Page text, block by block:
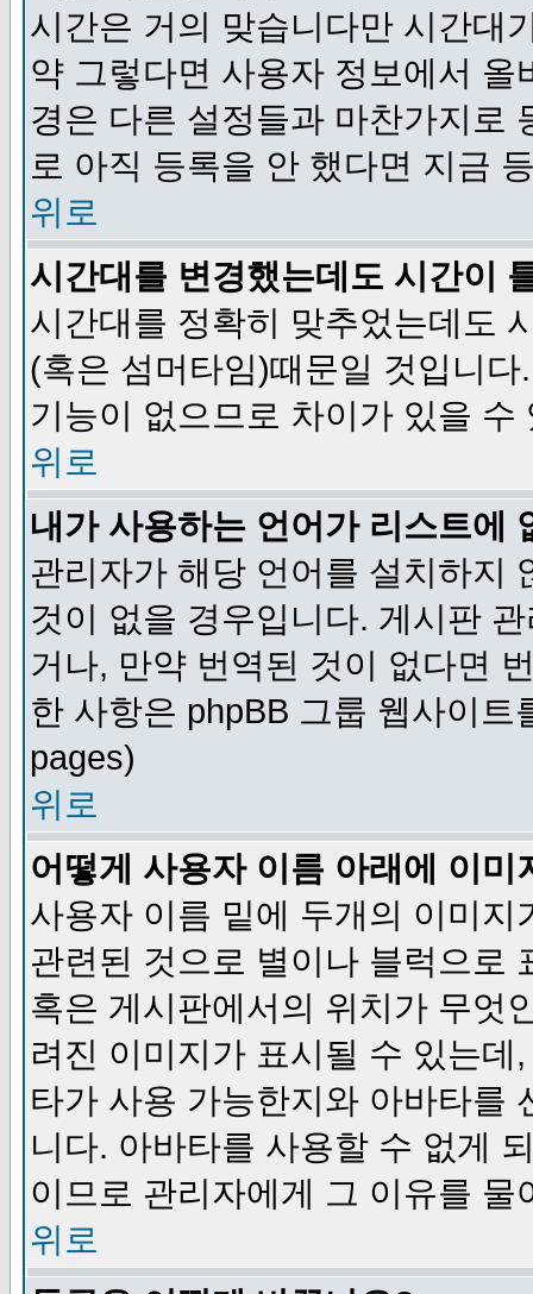
시간은 거의 맞습니다만 시간대
약 그렇다면 사용자 정보에서
경은 다른 설정들과 마찬가지로
로 아직 등록을 안 했다면 지금
위로
시간대를 변경했는데도 시간이
시간대를 정확히 맞추었는데도
(혹은 섬머타임)때문일 것입니
기능이 없으므로 차이가 있을 수
위로
내가 사용하는 언어가 리스트에
관리자가 해당 언어를 설치하지
것이 없을 경우입니다. 게시판
거나, 만약 번역된 것이 없다면
한 사항은 phpBB 그룹 웹사이
pages)
위로
어떻게 사용자 이름 아래에 이미
사용자 이름 밑에 두개의 이미
관련된 것으로 별이나 블럭으로
혹은 게시판에서의 위치가 무엇
려진 이미지가 표시될 수 있는
타가 사용 가능한지와 아바타를
니다. 아바타를 사용할 수 없게
이므로 관리자에게 그 이유를 물
위로